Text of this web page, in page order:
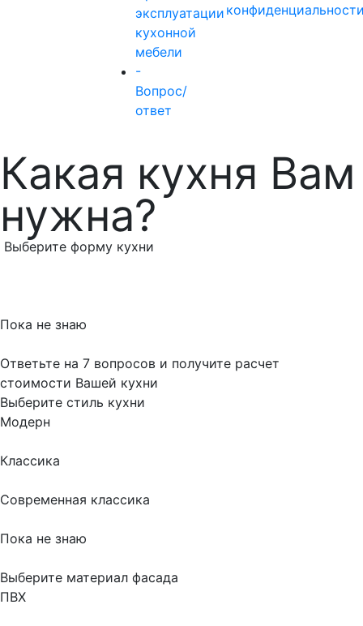
эксплуатации
кухонной
мебели
-
Вопрос/
ответ
Какая кухня Вам
нужна?
Выберите форму кухни
Пока не знаю
Ответьте на 7 вопросов и получите расчет
стоимости Вашей кухни
Выберите стиль кухни
Модерн
Классика
Современная классика
Пока не знаю
Выберите материал фасада
ПВХ